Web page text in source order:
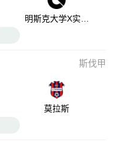
明斯克大学X实验
斯伐甲
莫拉斯